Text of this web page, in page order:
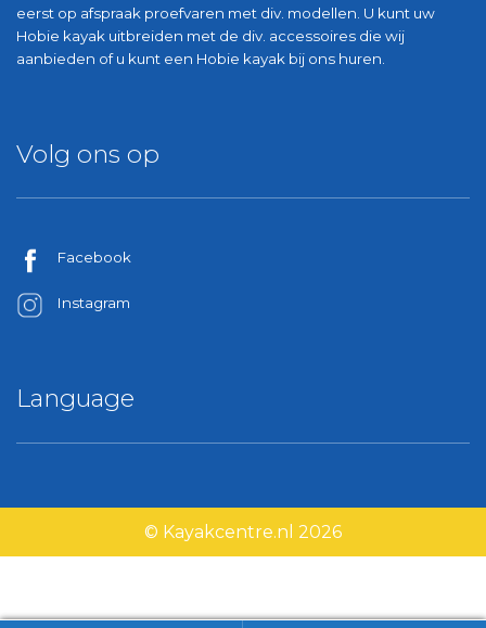
eerst op afspraak proefvaren met div. modellen. U kunt uw
Hobie kayak uitbreiden met de div. accessoires die wij
aanbieden of u kunt een Hobie kayak bij ons huren.
Volg ons op
Facebook
Instagram
Language
© Kayakcentre.nl 2026